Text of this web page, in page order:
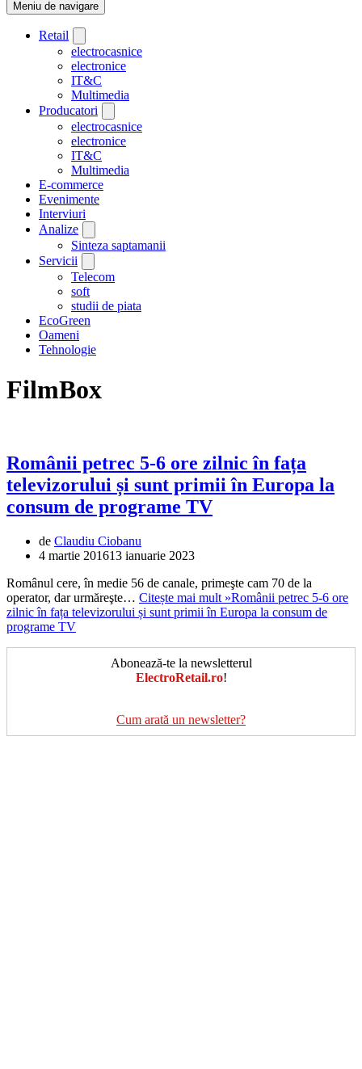
Meniu de navigare
Retail
electrocasnice
electronice
IT&C
Multimedia
Producatori
electrocasnice
electronice
IT&C
Multimedia
E-commerce
Evenimente
Interviuri
Analize
Sinteza saptamanii
Servicii
Telecom
soft
studii de piata
EcoGreen
Oameni
Tehnologie
FilmBox
Românii petrec 5-6 ore zilnic în fața
televizorului și sunt primii în Europa la
consum de programe TV
de Claudiu Ciobanu
4 martie 201613 ianuarie 2023
Românul cere, în medie 56 de canale, primeşte cam 70 de la
operator, dar urmăreşte… Citește mai mult »Românii petrec 5-6 ore
zilnic în fața televizorului și sunt primii în Europa la consum de
programe TV
Abonează-te la newsletterul
ElectroRetail.ro!
Cum arată un newsletter?